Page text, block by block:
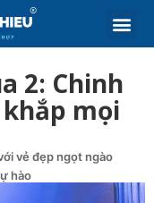
2: Chinh
mọi
vẻ đẹp ngọt ngào
hào